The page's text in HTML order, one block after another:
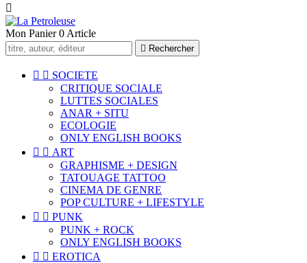

Mon Panier 0 Article
 Rechercher
  SOCIETE
CRITIQUE SOCIALE
LUTTES SOCIALES
ANAR + SITU
ECOLOGIE
ONLY ENGLISH BOOKS
  ART
GRAPHISME + DESIGN
TATOUAGE TATTOO
CINEMA DE GENRE
POP CULTURE + LIFESTYLE
  PUNK
PUNK + ROCK
ONLY ENGLISH BOOKS
  EROTICA